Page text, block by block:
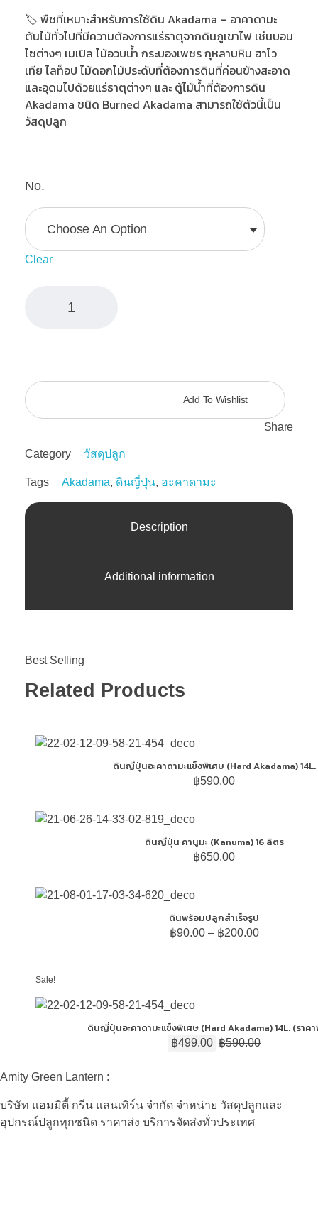
🏷️ พืชที่เหมาะสำหรับการใช้ดิน Akadama – อาคาดามะ
ต้นไม้ทั่วไปที่มีความต้องการแร่ธาตุจากดินภูเขาไฟ เช่นบอน
ไซต่างๆ เมเปิล ไม้อวบน้ำ กระบองเพชร กุหลาบหิน ฮาโว
เทีย ไลท็อป ไม้ดอกไม้ประดับที่ต้องการดินที่ค่อนข้างสะอาด
และอุดมไปด้วยแร่ธาตุต่างๆ และ ตู้ไม้น้ำที่ต้องการดิน
Akadama ชนิด Burned Akadama สามารถใช้ตัวนี้เป็น
วัสดุปลูก
No.
Clear
(Akadama)
14
Add To Wishlist
Share
Category วัสดุปลูก
Tags Akadama, ดินญี่ปุ่น, อะคาดามะ
Description
Additional information
Related Products
ดินญี่ปุ่นอะคาดามะแข็งพิเศษ (Hard Akadama) 14L.
฿590.00
ดินญี่ปุ่น คานูมะ (Kanuma) 16 ลิตร
฿650.00
ดินพร้อมปลูกสำเร็จรูป
฿90.00– ฿200.00
Sale!
ดินญี่ปุ่นอะคาดามะแข็งพิเศษ (Hard Akadama) 14L. (ราค
฿499.00 ฿590.00
Amity Green Lantern :
บริษัท แอมมิตีั กรีน แลนเทิร์น จำกัด จำหน่าย วัสดุปลูกและ
อุปกรณ์ปลูกทุกชนิด ราคาส่ง บริการจัดส่งทั่วประเทศ